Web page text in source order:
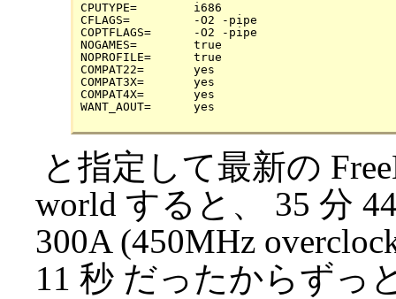
CPUTYPE=	i686
CFLAGS=		-O2 -pipe
COPTFLAGS=	-O2 -pipe
NOGAMES=	true
NOPROFILE=	true
COMPAT22=	yes
COMPAT3X=	yes
COMPAT4X=	yes
と指定して最新の
world すると、 35 分
300A (450MHz
11 秒 だったからずっ